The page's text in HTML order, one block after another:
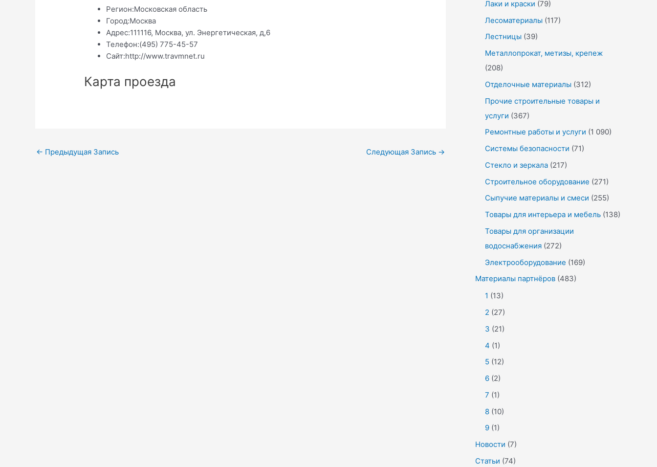
Регион:Московская область
Город:Москва
Адрес:111116, Москва, ул. Энергетическая, д,6
Телефон:(495) 775-45-57
Сайт:http://www.travmnet.ru
Карта проезда
Навигация
← Предыдущая Запись Следующая Запись →
Лаки и краски (79)
Лесоматериалы (117)
Лестницы (39)
Металлопрокат, метизы, крепеж
(208)
Отделочные материалы (312)
Прочие строительные товары и
услуги (367)
Ремонтные работы и услуги (1 090)
Системы безопасности (71)
Стекло и зеркала (217)
Строительное оборудование (271)
Сыпучие материалы и смеси (255)
Товары для интерьера и мебель (138)
Товары для организации
водоснабжения (272)
Электрооборудование (169)
Материалы партнёров (483)
1 (13)
2 (27)
3 (21)
4 (1)
5 (12)
6 (2)
7 (1)
8 (10)
9 (1)
Новости (7)
Статьи (74)